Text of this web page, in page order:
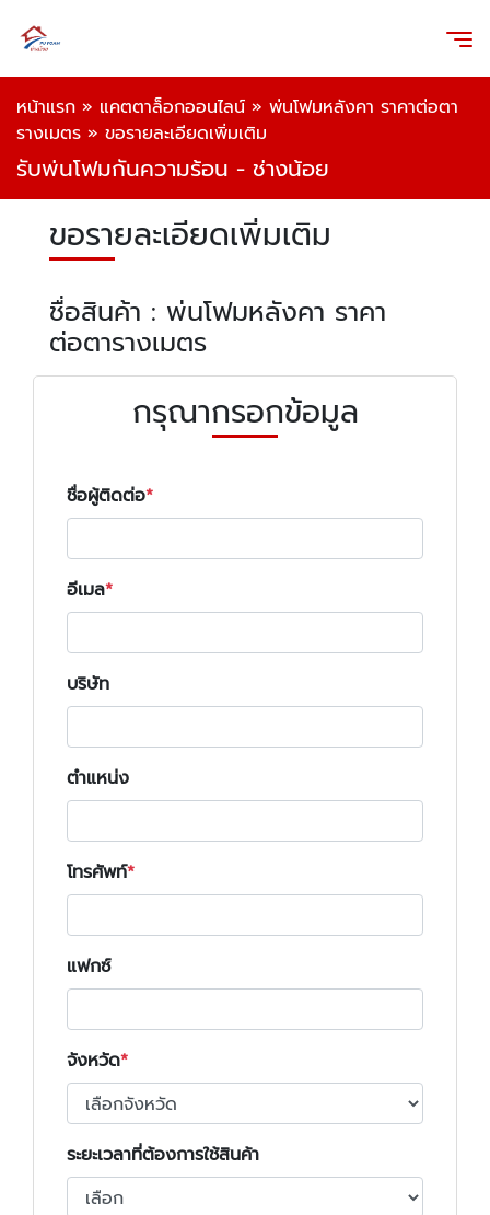
หน้าแรก » แคตตาล็อกออนไลน์ » พ่นโฟมหลังคา ราคาต่อตา
รางเมตร » ขอรายละเอียดเพิ่มเติม
รับพ่นโฟมกันความร้อน - ช่างน้อย
ขอรายละเอียดเพิ่มเติม
ชื่อสินค้า : พ่นโฟมหลังคา ราคา
ต่อตารางเมตร
กรุณากรอกข้อมูล
ชื่อผู้ติดต่อ
อีเมล
บริษัท
ตำแหน่ง
โทรศัพท์
แฟกซ์
จังหวัด
ระยะเวลาที่ต้องการใช้สินค้า